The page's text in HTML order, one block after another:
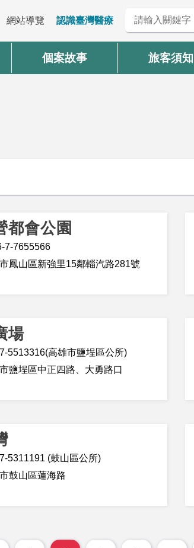
網站導覽 認識臺灣醫療
個案故事 旅客須知
都會公園
7-7655566
鳳山區新強里15鄰輜汽路281號
場
5513316(高雄市鹽埕區公所)
鹽埕區中正四路、大勇路口
5311191 (鼓山區公所)
鼓山區蓮海路